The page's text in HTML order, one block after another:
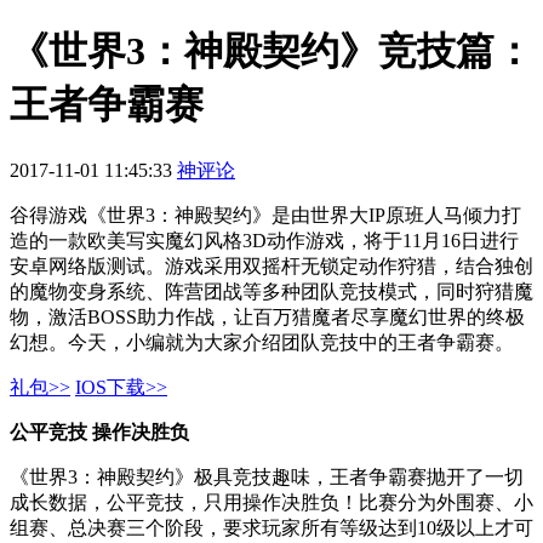
《世界3：神殿契约》竞技篇：
王者争霸赛
2017-11-01 11:45:33 神评论
谷得游戏《世界3：神殿契约》是由世界大IP原班人马倾力打
造的一款欧美写实魔幻风格3D动作游戏，将于11月16日进行
安卓网络版测试。游戏采用双摇杆无锁定动作狩猎，结合独创
的魔物变身系统、阵营团战等多种团队竞技模式，同时狩猎魔
物，激活BOSS助力作战，让百万猎魔者尽享魔幻世界的终极
幻想。今天，小编就为大家介绍团队竞技中的王者争霸赛。
礼包>> IOS下载>>
公平竞技 操作决胜负
《世界3：神殿契约》极具竞技趣味，王者争霸赛抛开了一切
成长数据，公平竞技，只用操作决胜负！比赛分为外围赛、小
组赛、总决赛三个阶段，要求玩家所有等级达到10级以上才可